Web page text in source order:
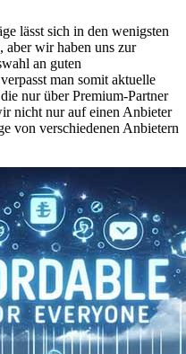
lässt sich in den wenigsten
aber wir haben uns zur
an guten
man somit aktuelle
nur über Premium-Partner
nicht nur auf einen Anbieter
von verschiedenen Anbietern